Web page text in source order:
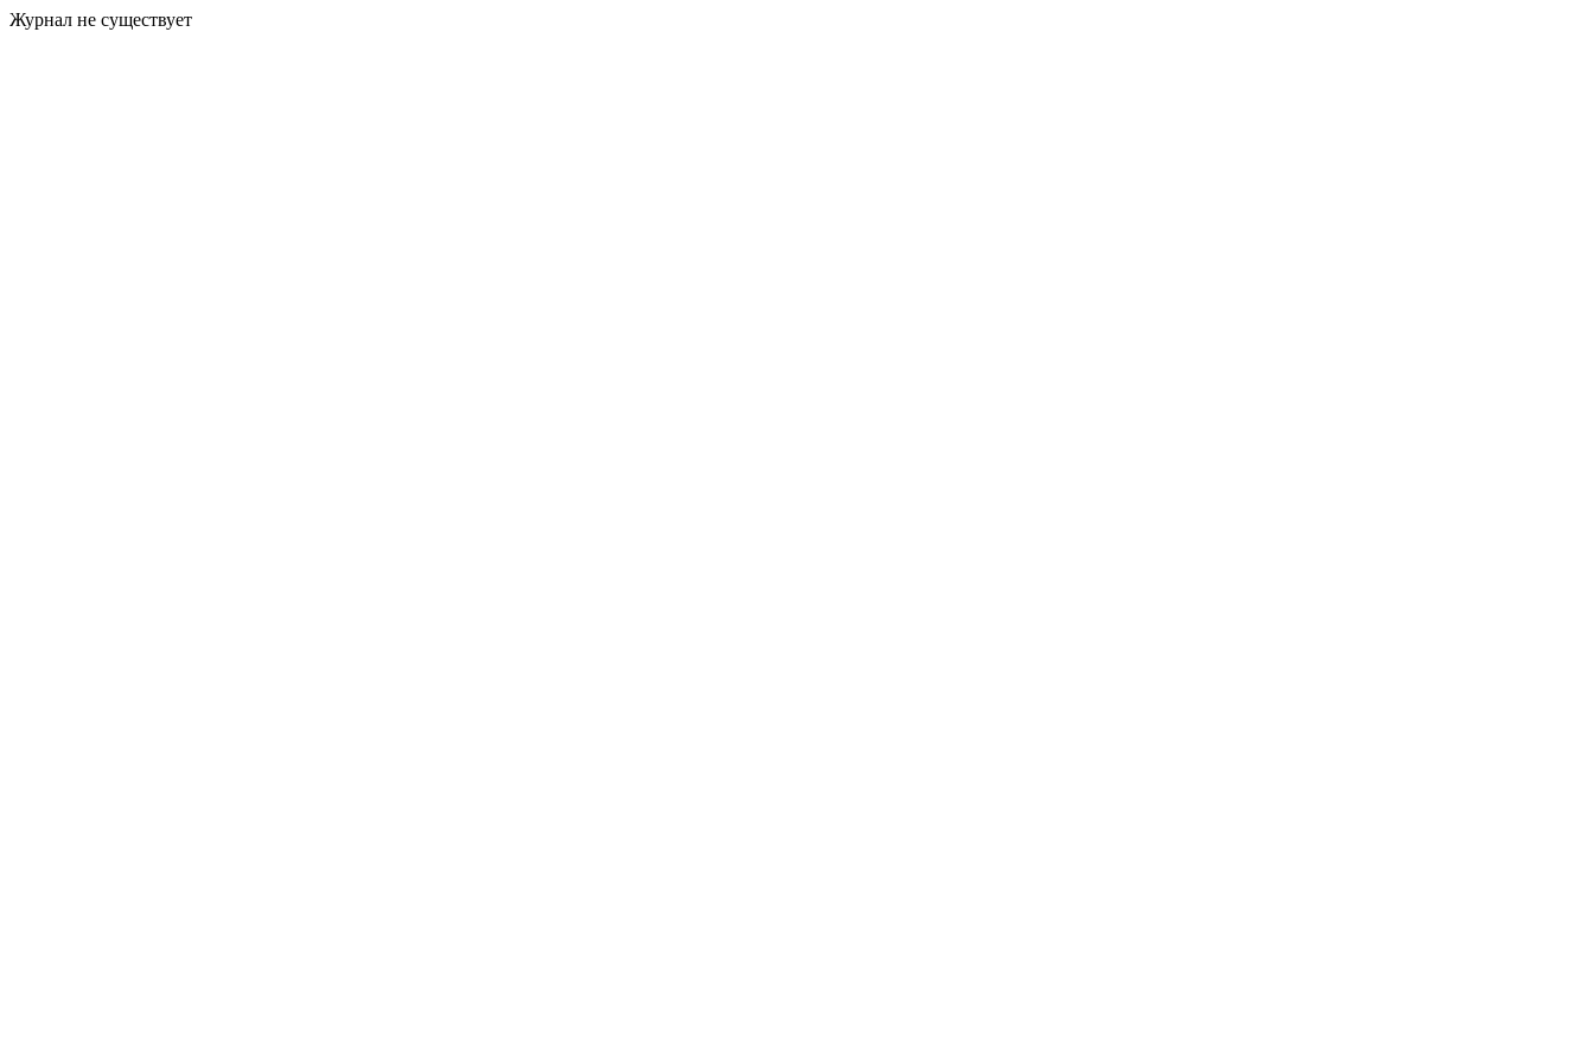
Журнал не существует